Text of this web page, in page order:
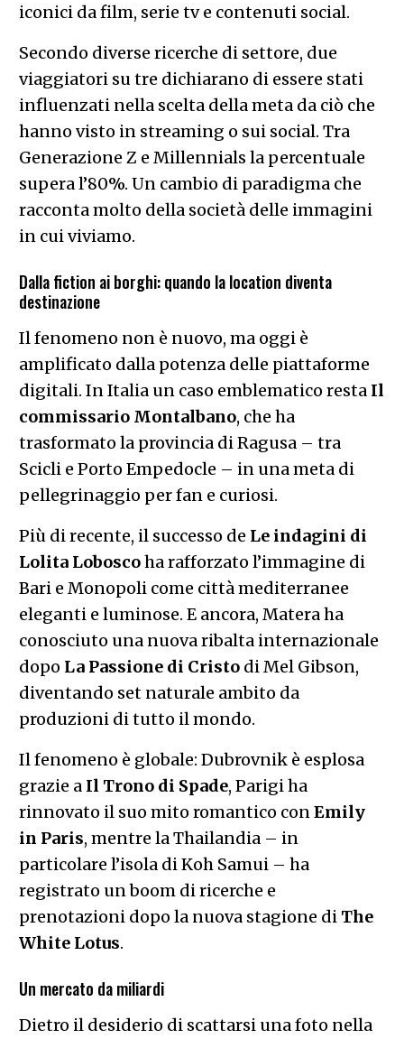
iconici da film, serie tv e contenuti social.
Secondo diverse ricerche di settore, due
viaggiatori su tre dichiarano di essere stati
influenzati nella scelta della meta da ciò che
hanno visto in streaming o sui social. Tra
Generazione Z e Millennials la percentuale
supera l’80%. Un cambio di paradigma che
racconta molto della società delle immagini
in cui viviamo.
Dalla fiction ai borghi: quando la location diventa
destinazione
Il fenomeno non è nuovo, ma oggi è
amplificato dalla potenza delle piattaforme
digitali. In Italia un caso emblematico resta Il
commissario Montalbano, che ha
trasformato la provincia di Ragusa – tra
Scicli e Porto Empedocle – in una meta di
pellegrinaggio per fan e curiosi.
Più di recente, il successo de Le indagini di
Lolita Loboscoha rafforzato l’immagine di
Bari e Monopoli come città mediterranee
eleganti e luminose. E ancora, Matera ha
conosciuto una nuova ribalta internazionale
dopo La Passione di Cristodi Mel Gibson,
diventando set naturale ambito da
produzioni di tutto il mondo.
Il fenomeno è globale: Dubrovnik è esplosa
grazie a Il Trono di Spade, Parigi ha
rinnovato il suo mito romantico con Emily
in Paris, mentre la Thailandia – in
particolare l’isola di Koh Samui – ha
registrato un boom di ricerche e
prenotazioni dopo la nuova stagione di The
White Lotus.
Un mercato da miliardi
Dietro il desiderio di scattarsi una foto nella